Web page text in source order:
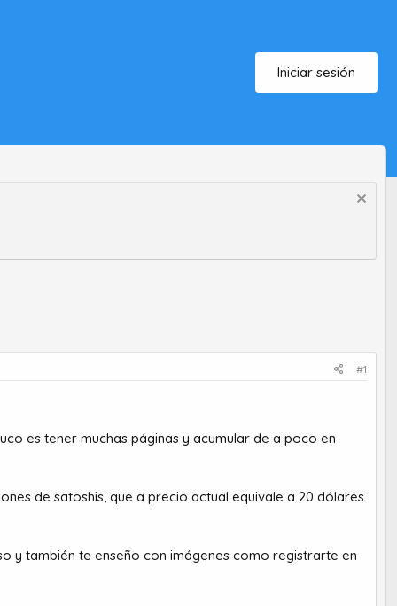
Iniciar sesión
#1
es tener muchas páginas y acumular de a poco en
de satoshis, que a precio actual equivale a 20 dólares.
y también te enseño con imágenes como registrarte en